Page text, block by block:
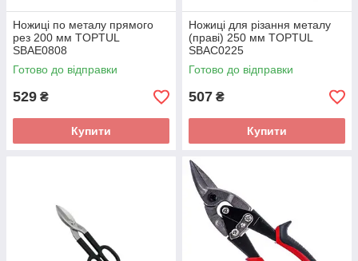
Ножиці по металу прямого
рез 200 мм TOPTUL
SBAE0808
Готово до відправки
529 ₴
Купити
Ножиці для різання металу
(праві) 250 мм TOPTUL
SBAC0225
Готово до відправки
507 ₴
Купити